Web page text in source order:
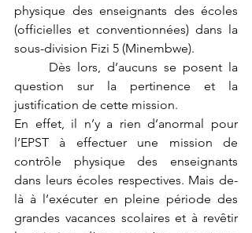
physique des enseignants des écoles
(officielles et conventionnées) dans la
sous-division Fizi 5 (Minembwe).
question sur la pertinence et la
justification de cette mission.
En effet, il n’y a rien d’anormal pour
l’EPST à effectuer une mission de
contrôle physique des enseignants
dans leurs écoles respectives. Mais de-
là à l’exécuter en pleine période des
grandes vacances scolaires et à revêtir